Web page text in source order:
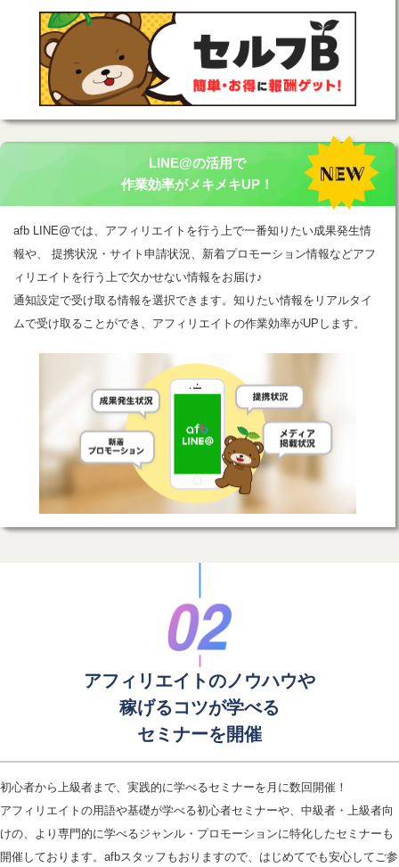
LINE@の活用で
作業効率がメキメキUP！
afb LINE@では、アフィリエイトを行う上で一番知りたい成果発生情
報や、 提携状況・サイト申請状況、新着プロモーション情報などアフ
ィリエイトを行う上で欠かせない情報をお届け♪
通知設定で受け取る情報を選択できます。知りたい情報をリアルタイ
ムで受け取ることができ、アフィリエイトの作業効率がUPします。
アフィリエイトのノウハウや
稼げるコツが学べる
セミナーを開催
初心者から上級者まで、実践的に学べるセミナーを月に数回開催！
アフィリエイトの用語や基礎が学べる初心者セミナーや、中級者・上級者向
けの、より専門的に学べるジャンル・プロモーションに特化したセミナーも
開催しております。afbスタッフもおりますので、はじめてでも安心してご参